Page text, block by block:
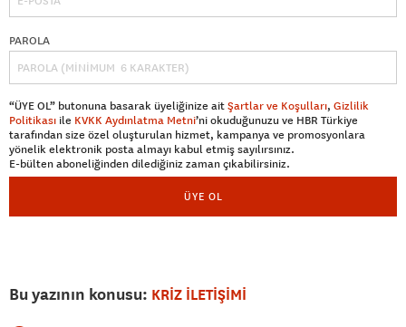
PAROLA
“ÜYE OL” butonuna basarak üyeliğinize aitŞartlar ve Koşulları, Gizlilik
Politikası ile KVKK Aydınlatma Metni’ni okuduğunuzu ve HBR Türkiye
tarafından size özel oluşturulan hizmet, kampanya ve promosyonlara
yönelik elektronik posta almayı kabul etmiş sayılırsınız.
E-bülten aboneliğinden dilediğiniz zaman çıkabilirsiniz.
ÜYE OL
Bu yazının konusu: KRİZ İLETİŞİMİ